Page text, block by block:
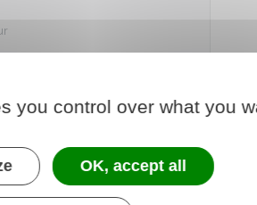
you control over what you
OK, accept all